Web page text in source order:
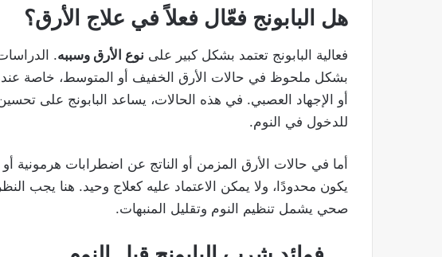
هل البابونج فعّال فعلاً في علاج الأرق؟
فعالية البابونج تعتمد بشكل كبير على نوع الأرق وسببه.
بشكل ملحوظ في حالات الأرق الخفيف أو المتوسط، خاصة
أو الإجهاد العصبي. في هذه الحالات، يساعد البابونج على
للدخول في النوم.
أما في حالات الأرق المزمن أو الناتج عن اضطرابات هرمونية أو
يكون محدودًا، ولا يمكن الاعتماد عليه كعلاج وحيد. هنا يجب
صحي يشمل تنظيم النوم وتقليل المنبهات.